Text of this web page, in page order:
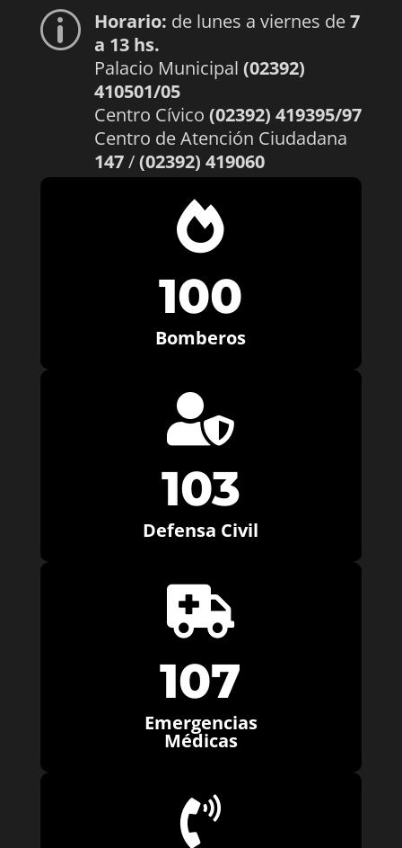
p Horario: de lunes a viernes de7
a 13 hs.
Palacio Municipal (02392)
410501/05
Centro Cívico (02392) 419395/97
Centro de Atención Ciudadana
147/(02392) 419060

100
Bomberos

103
Defensa Civil

107
Emergencias
Médicas
